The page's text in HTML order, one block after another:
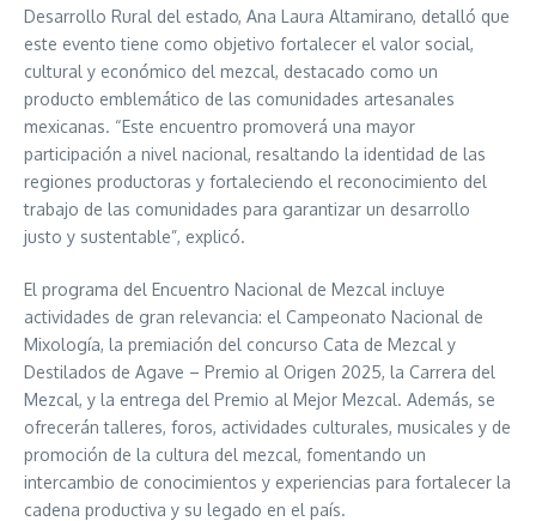
Desarrollo Rural del estado, Ana Laura Altamirano, detalló que
este evento tiene como objetivo fortalecer el valor social,
cultural y económico del mezcal, destacado como un
producto emblemático de las comunidades artesanales
mexicanas. “Este encuentro promoverá una mayor
participación a nivel nacional, resaltando la identidad de las
regiones productoras y fortaleciendo el reconocimiento del
trabajo de las comunidades para garantizar un desarrollo
justo y sustentable”, explicó.
El programa del Encuentro Nacional de Mezcal incluye
actividades de gran relevancia: el Campeonato Nacional de
Mixología, la premiación del concurso Cata de Mezcal y
Destilados de Agave – Premio al Origen 2025, la Carrera del
Mezcal, y la entrega del Premio al Mejor Mezcal. Además, se
ofrecerán talleres, foros, actividades culturales, musicales y de
promoción de la cultura del mezcal, fomentando un
intercambio de conocimientos y experiencias para fortalecer la
cadena productiva y su legado en el país.